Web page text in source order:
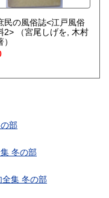
民の風俗誌<江戸風俗
2>
（宮尾しげを, 木村
部
冬の部
全集 冬の部